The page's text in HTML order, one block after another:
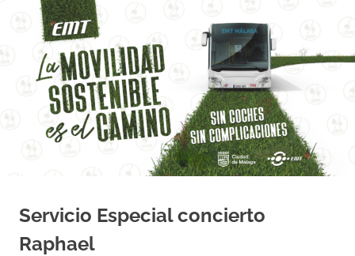
contenido
Servicio Especial concierto
Raphael